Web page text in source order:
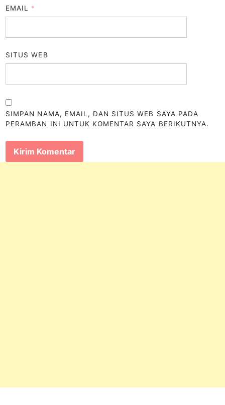
EMAIL *
SITUS WEB
SIMPAN NAMA, EMAIL, DAN SITUS WEB SAYA PADA
PERAMBAN INI UNTUK KOMENTAR SAYA BERIKUTNYA.